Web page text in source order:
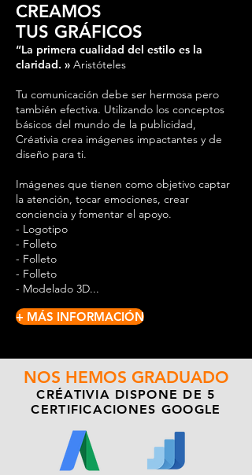
CREAMOS
TUS GRÁFICOS
“La primera cualidad del estilo es la
claridad. » Aristóteles
Tu comunicación debe ser hermosa pero
también efectiva. Utilizando los conceptos
básicos del mundo de la publicidad,
Créativia crea imágenes impactantes y de
diseño para ti.
Imágenes que tienen como objetivo captar
la atención, tocar emociones, crear
conciencia y fomentar el apoyo.
- Logotipo
- Folleto
- Folleto
- Folleto
- Modelado 3D...
+ MÁS INFORMACIÓN
NOS HEMOS GRADUADO
CRÉATIVIA DISPONE DE 5
CERTIFICACIONES GOOGLE